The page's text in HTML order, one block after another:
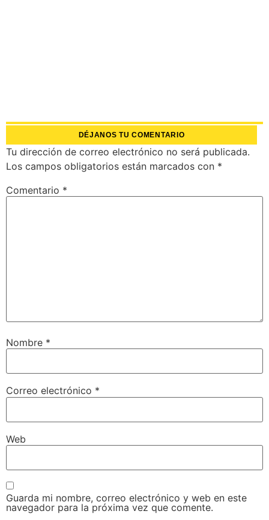
DÉJANOS TU COMENTARIO
Tu dirección de correo electrónico no será publicada.
Los campos obligatorios están marcados con *
Comentario *
Nombre *
Correo electrónico *
Web
Guarda mi nombre, correo electrónico y web en este
navegador para la próxima vez que comente.